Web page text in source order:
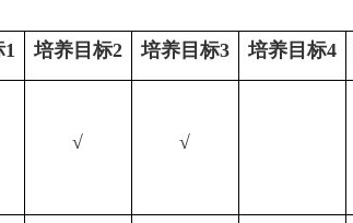
1 培养目标2 培养目标3 培养目标4
√ √